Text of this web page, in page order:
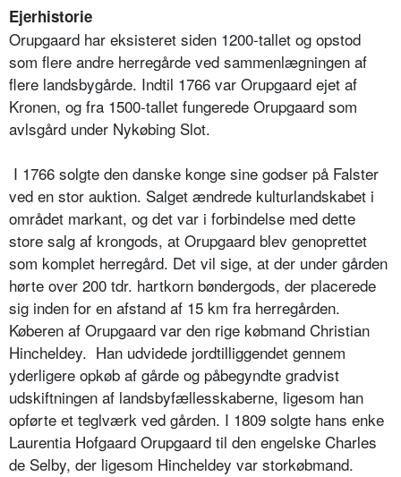
Ejerhistorie
Orupgaard har eksisteret siden 1200-tallet og opstod
som flere andre herregårde ved sammenlægningen af
flere landsbygårde. Indtil 1766 var Orupgaard ejet af
Kronen, og fra 1500-tallet fungerede Orupgaard som
avlsgård under Nykøbing Slot.
I 1766 solgte den danske konge sine godser på Falster
ved en stor auktion. Salget ændrede kulturlandskabet i
området markant, og det var i forbindelse med dette
store salg af krongods, at Orupgaard blev genoprettet
som komplet herregård. Det vil sige, at der under gården
hørte over 200 tdr. hartkorn bøndergods, der placerede
sig inden for en afstand af 15 km fra herregården.
Køberen af Orupgaard var den rige købmand Christian
Hincheldey. Han udvidede jordtilliggendet gennem
yderligere opkøb af gårde og påbegyndte gradvist
udskiftningen af landsbyfællesskaberne, ligesom han
opførte et teglværk ved gården. I 1809 solgte hans enke
Laurentia Hofgaard Orupgaard til den engelske Charles
de Selby, der ligesom Hincheldey var storkøbmand.